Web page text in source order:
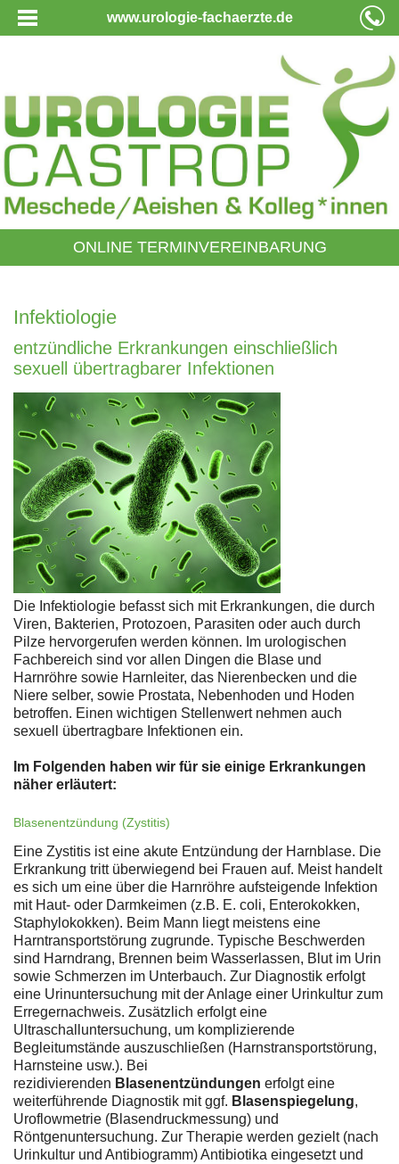
www.urologie-fachaerzte.de
ONLINE TERMINVEREINBARUNG
Infektiologie
entzündliche Erkrankungen einschließlich
sexuell übertragbarer Infektionen
Die Infektiologie befasst sich mit Erkrankungen, die durch
Viren, Bakterien, Protozoen, Parasiten oder auch durch
Pilze hervorgerufen werden können. Im urologischen
Fachbereich sind vor allen Dingen die Blase und
Harnröhre sowie Harnleiter, das Nierenbecken und die
Niere selber, sowie Prostata, Nebenhoden und Hoden
betroffen. Einen wichtigen Stellenwert nehmen auch
sexuell übertragbare Infektionen ein.
Im Folgenden haben wir für sie einige Erkrankungen
näher erläutert:
Blasenentzündung (Zystitis)
Eine Zystitis ist eine akute Entzündung der Harnblase. Die
Erkrankung tritt überwiegend bei Frauen auf. Meist handelt
es sich um eine über die Harnröhre aufsteigende Infektion
mit Haut- oder Darmkeimen (z.B. E. coli, Enterokokken,
Staphylokokken). Beim Mann liegt meistens eine
Harntransportstörung zugrunde. Typische Beschwerden
sind Harndrang, Brennen beim Wasserlassen, Blut im Urin
sowie Schmerzen im Unterbauch. Zur Diagnostik erfolgt
eine Urinuntersuchung mit der Anlage einer Urinkultur zum
Erregernachweis. Zusätzlich erfolgt eine
Ultraschalluntersuchung, um komplizierende
Begleitumstände auszuschließen (Harnstransportstörung,
Harnsteine usw.). Bei
rezidivierenden Blasenentzündungen erfolgt eine
weiterführende Diagnostik mit ggf. Blasenspiegelung,
Uroflowmetrie (Blasendruckmessung) und
Röntgenuntersuchung. Zur Therapie werden gezielt (nach
Urinkultur und Antibiogramm) Antibiotika eingesetzt und